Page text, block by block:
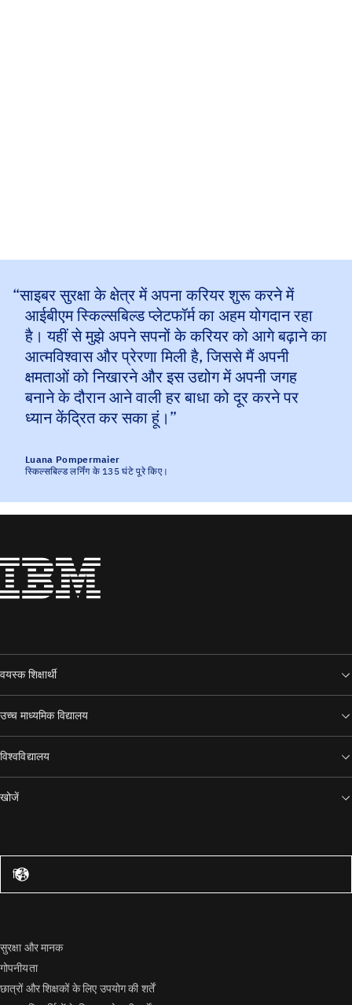
“साइबर सुरक्षा के क्षेत्र में अपना करियर शुरू करने में
आईबीएम स्किल्सबिल्ड प्लेटफॉर्म का अहम योगदान रहा
है। यहीं से मुझे अपने सपनों के करियर को आगे बढ़ाने का
आत्मविश्वास और प्रेरणा मिली है, जिससे मैं अपनी
क्षमताओं को निखारने और इस उद्योग में अपनी जगह
बनाने के दौरान आने वाली हर बाधा को दूर करने पर
ध्यान केंद्रित कर सका हूं।”
Luana Pompermaier
स्किल्सबिल्ड लर्निंग के 135 घंटे पूरे किए।
वयस्क शिक्षार्थी
उच्च माध्यमिक विद्यालय
विश्वविद्यालय
खोजें
हिंदी
सुरक्षा और मानक
गोपनीयता
छात्रों और शिक्षकों के लिए उपयोग की शर्तें